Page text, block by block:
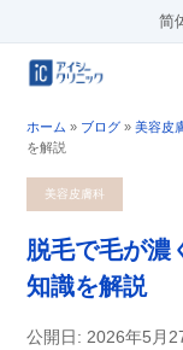
简
ホーム » ブログ » 美容皮
を解説
美容皮膚科
脱毛で毛が濃
知識を解説
公開日: 2026年5月